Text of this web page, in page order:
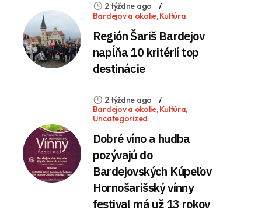
2 týždne ago
Bardejov a okolie,Kultúra
Región Šariš Bardejov
napĺňa 10 kritérií top
destinácie
2 týždne ago
Bardejov a okolie,Kultúra,
Uncategorized
Dobré víno a hudba
pozývajú do
Bardejovských Kúpeľov
Hornošarišský vínny
festival má už 13 rokov